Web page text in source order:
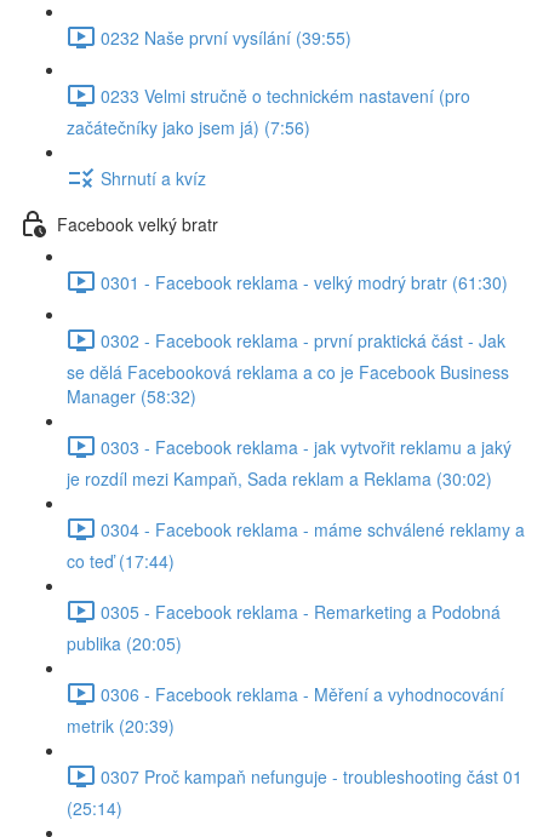
0232 Naše první vysílání (39:55)
0233 Velmi stručně o technickém nastavení (pro
začátečníky jako jsem já) (7:56)
Shrnutí a kvíz
Facebook velký bratr
0301 - Facebook reklama - velký modrý bratr (61:30)
0302 - Facebook reklama - první praktická část - Jak
se dělá Facebooková reklama a co je Facebook Business
Manager (58:32)
0303 - Facebook reklama - jak vytvořit reklamu a jaký
je rozdíl mezi Kampaň, Sada reklam a Reklama (30:02)
0304 - Facebook reklama - máme schválené reklamy a
co teď (17:44)
0305 - Facebook reklama - Remarketing a Podobná
publika (20:05)
0306 - Facebook reklama - Měření a vyhodnocování
metrik (20:39)
0307 Proč kampaň nefunguje - troubleshooting část 01
(25:14)